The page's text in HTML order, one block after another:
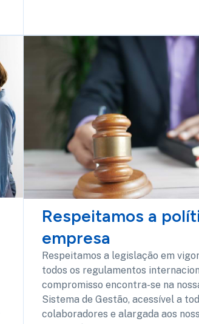
Respeitamos a
empresa
Respeitamos a legislação em
todos os regulamentos
compromisso encontra-se na
Sistema de Gestão, acessível a
colaboradores e alargada aos